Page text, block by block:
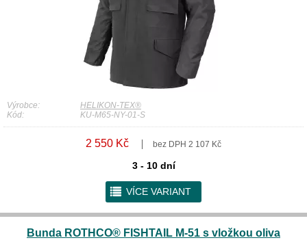
Výrobce:
HELIKON-TEX®
Kód:
KU-M65-NY-01-S
2 550 Kč bez DPH 2 107 Kč
3 - 10 dní
r VÍCE VARIANT
Bunda ROTHCO® FISHTAIL M-51 s vložkou oliva